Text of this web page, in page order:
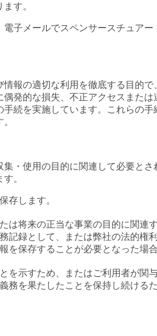
す。
子メールでスペンサースチュアー
報の適切な利用を徹底する目的で
発的な損失、不正アクセスまたは
続を実施しています。これらの手
・使用の目的に関連して必要とさ
。
存します。
は将来の正当な事業の目的に関連
記録として、または弊社の法的権
を保存することが必要となった場合
を示すため、またはご利用者が関
務を果たしたことを保持し続ける